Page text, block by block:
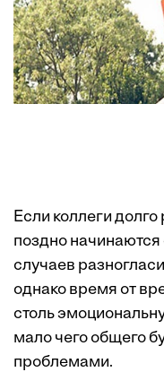
Если коллеги
поздно
случаев
однако время от
столь
мало чего общего
проблемами.